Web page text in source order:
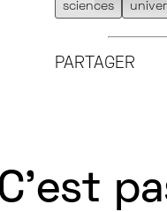
sciences
PARTAGER
C'est